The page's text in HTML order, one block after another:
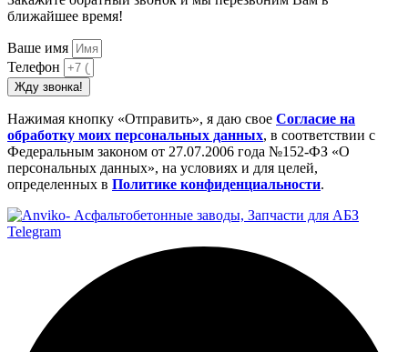
ближайшее время!
Ваше имя
Телефон
Жду звонка!
Нажимая кнопку «Отправить», я даю свое Cогласие на
обработку моих персональных данных, в соответствии с
Федеральным законом от 27.07.2006 года №152-ФЗ «О
персональных данных», на условиях и для целей,
определенных в Политике конфиденциальности.
Telegram